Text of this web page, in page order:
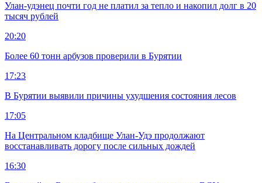
Улан-удэнец почти год не платил за тепло и накопил долг в 20
тысяч рублей
20:20
Более 60 тонн арбузов проверили в Бурятии
17:23
В Бурятии выявили причины ухудшения состояния лесов
17:05
На Центральном кладбище Улан-Удэ продолжают
восстанавливать дорогу после сильных дождей
16:30